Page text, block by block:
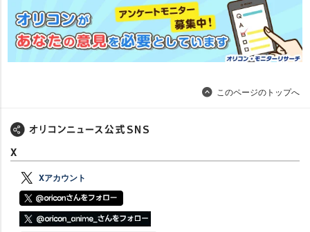
このページのトップへ
X
Xアカウント